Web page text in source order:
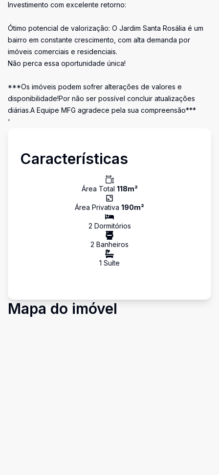
Investimento com excelente retorno:
Ótimo potencial de valorização: O Jardim Santa Rosália é um
bairro em constante crescimento, com alta demanda por
imóveis comerciais e residenciais.
Não perca essa oportunidade única!
***Os imóveis podem sofrer alterações de valores e
disponibilidade!Por não ser possível concluir atualizações
diárias.A Equipe MFG agradece pela sua compreensão***
'
Características
Área Total 118m²
Área Privativa 190m²
2 Dormitórios
2 Banheiros
1 Suíte
Mapa do imóvel